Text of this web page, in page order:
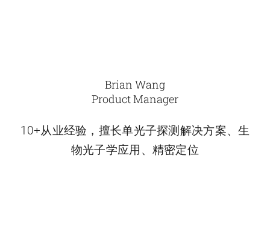
Brian Wang
Product Manager
10+从业经验，擅长单光子探测解决方案、生
物光子学应用、精密定位